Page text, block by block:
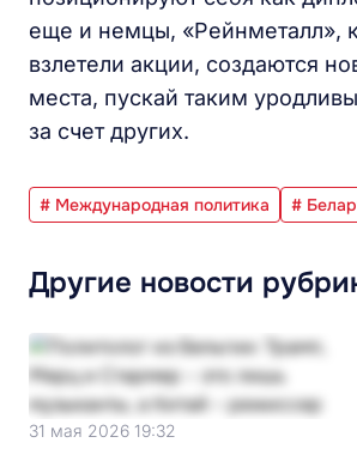
еще и немцы, «Рейнметалл»,
взлетели акции, создаются
места, пускай таким
за счет других.
# Международная политика #
Другие новости
31 мая 2026 19:32